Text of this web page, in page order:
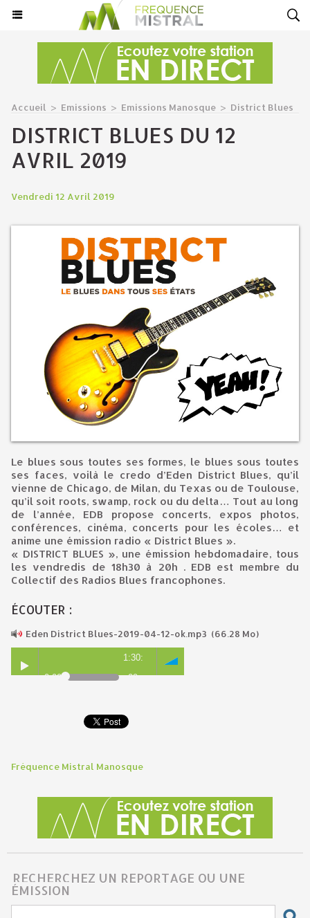
Accueil > Emissions > Emissions Manosque > District Blues
DISTRICT BLUES DU 12
AVRIL 2019
Vendredi 12 Avril 2019
Le blues sous toutes ses formes, le blues sous toutes
ses faces, voilà le credo d’Eden District Blues, qu’il
vienne de Chicago, de Milan, du Texas ou de Toulouse,
qu’il soit roots, swamp, rock ou du delta… Tout au long
de l’année, EDB propose concerts, expos photos,
conférences, cinéma, concerts pour les écoles… et
anime une émission radio « District Blues ».
« DISTRICT BLUES », une émission hebdomadaire, tous
les vendredis de 18h30 à 20h . EDB est membre du
Collectif des Radios Blues francophones.
ÉCOUTER :
Eden District Blues-2019-04-12-ok.mp3 (66.28 Mo)
0:00
1:30:
09
Fréquence Mistral Manosque
RECHERCHEZ UN REPORTAGE OU UNE
ÉMISSION